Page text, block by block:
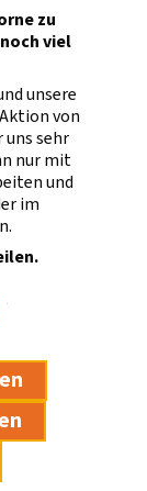
zu
viel
unsere
von
uns sehr
nur mit
und
im
Youtube